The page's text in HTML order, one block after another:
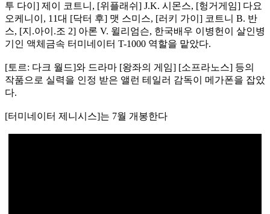
투 다이] 제이 코트니, [위플래쉬] J.K. 시몬스, [헝거게임] 다요
오케니이, 11대 [닥터 후] 맷 스미스, [러키 가이] 코트니 B. 반
스, [지.아이.조 2] 아론 V. 윌리엄슨, 한국배우 이병헌이 살인병
기인 액체금속 터미네이터 T-1000 역할을 맡았다.
[토르: 다크 월드]와 드라마 [왕좌의 게임] [소프라노스] 등의
작품으로 실력을 인정 받은 앨런 테일러 감독이 메가폰을 잡았
다.
[터미네이터 제니시스]는 7월 개봉한다